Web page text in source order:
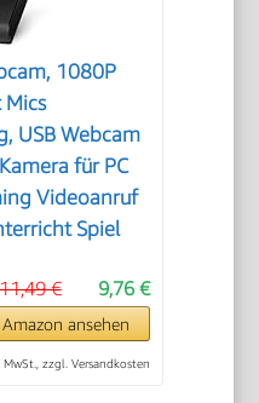
1080P
USB Webcam
für PC
Videoanruf
Spiel
9,76 €
€
Amazon ansehen
MwSt., zzgl. Versandkosten